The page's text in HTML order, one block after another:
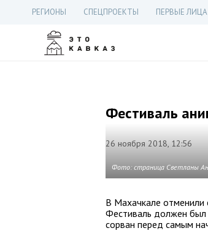
РЕГИОНЫ СПЕЦПРОЕКТЫ ПЕРВЫЕ ЛИЦА
Фестиваль
26 ноября 2018, 12:56
Фото: страница Светланы
В Махачкале отменили
Фестиваль должен был
сорван перед самым